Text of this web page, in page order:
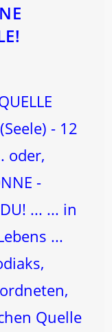
- 12
oder,
-
... ... in
...
Quelle